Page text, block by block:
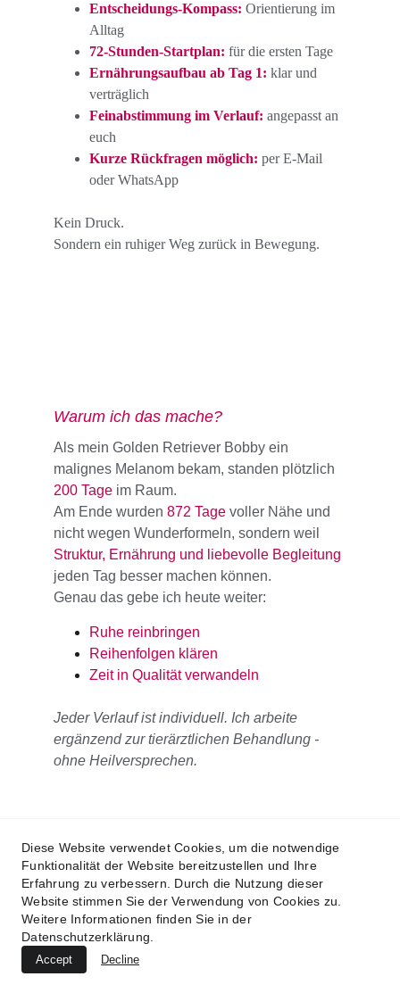
Entscheidungs-Kompass: Orientierung im
Alltag
72-Stunden-Startplan: für die ersten Tage
Ernährungsaufbau ab Tag 1: klar und
verträglich
Feinabstimmung im Verlauf: angepasst an
euch
Kurze Rückfragen möglich: per E-Mail
oder WhatsApp
Kein Druck.
Sondern ein ruhiger Weg zurück in Bewegung.
Warum ich das mache?
Als mein Golden Retriever Bobby ein
malignes Melanom bekam, standen plötzlich
200 Tage im Raum.
Am Ende wurden 872 Tage voller Nähe und
nicht wegen Wunderformeln, sondern weil
Struktur, Ernährung und liebevolle Begleitung
jeden Tag besser machen können.
Genau das gebe ich heute weiter:
Ruhe reinbringen
Reihenfolgen klären
Zeit in Qualität verwandeln
Jeder Verlauf ist individuell. Ich arbeite
ergänzend zur tierärztlichen Behandlung -
ohne Heilversprechen.
So arbeiten wir zusammen - Schritt für
Schritt
Der Ablauf ist bewusst einfach gehalten.
Du wirst Schritt für Schritt geführt –
ohne unnötige Komplexität.
So sieht unsere Zusammenarbeit aus:
Diese Website verwendet Cookies, um die notwendige
Funktionalität der Website bereitzustellen und Ihre
Erfahrung zu verbessern. Durch die Nutzung dieser
Website stimmen Sie der Verwendung von Cookies zu.
Weitere Informationen finden Sie in der
Datenschutzerklärung.
Accept Decline